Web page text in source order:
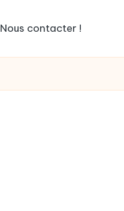
Nous contacter !